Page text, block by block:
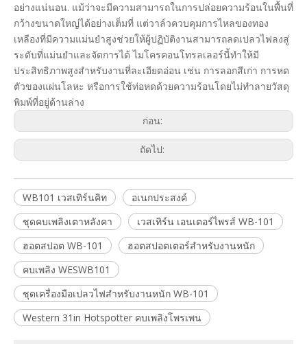
อย่างแน่นอน. แม้ว่าจะมีความสามารถในการปล่อยความร้อนในพื้นที่
กว้างขนาดใหญ่ได้อย่างเต็มที่ แต่วาล์วควบคุมการไหลของทอง
เหลืองที่มีความแม่นยำสูงช่วยให้ผู้ปฏิบัติงานสามารถลดเปลวไฟลงสู่
ระดับที่แม่นยำและจัดการได้ ไมโครคอนโทรลเลอร์นี้ทำให้มี
ประสิทธิภาพสูงสำหรับงานที่ละเอียดอ่อน เช่น การลอกสีเก่า การหด
ตัวของแผ่นโลหะ หรือการใช้ท่อหดด้วยความร้อนโดยไม่ทำลายวัสดุ
พิมพ์ที่อยู่ด้านล่าง
ก่อน:
ถัดไป:
WB101 เวสเทิร์นคิท
อเนกประสงค์
ชุดคบเพลิงเตาหลังคา
เวสเทิร์น เอนเตอร์ไพรส์ WB-101
ฮอตสปอต WB-101
ฮอตสปอตเตอร์สำหรับงานหนัก
คบเพลิง WESWB101
ชุดเครื่องมือเปลวไฟสำหรับงานหนัก WB-101
Western 31in Hotspotter คบเพลิงโพรเพน